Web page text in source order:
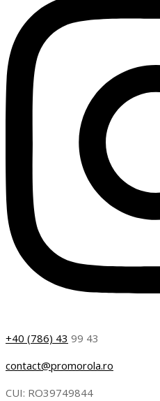
+40 (786) 43 99 43
contact@promorola.ro
CUI: RO39749844